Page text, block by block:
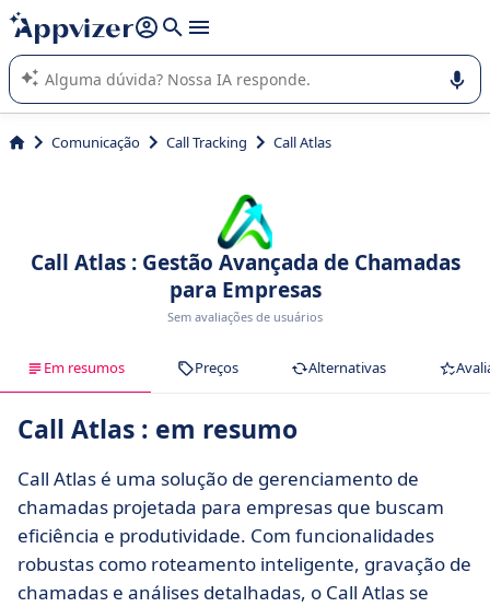
de nossa IA (várias linhas com
A IA do Appvizer o orienta no uso ou na seleção de software
SaaS para sua empresa.
Comunicação Call Tracking Call Atlas
Call Atlas : Gestão Avançada de Chamadas
para Empresas
Sem avaliações de usuários
Em resumos Preços Alternativas
Call Atlas : em resumo
Call Atlas é uma solução de gerenciamento de
chamadas projetada para empresas que buscam
eficiência e produtividade. Com funcionalidades
robustas como roteamento inteligente, gravação de
chamadas e análises detalhadas, o Call Atlas se